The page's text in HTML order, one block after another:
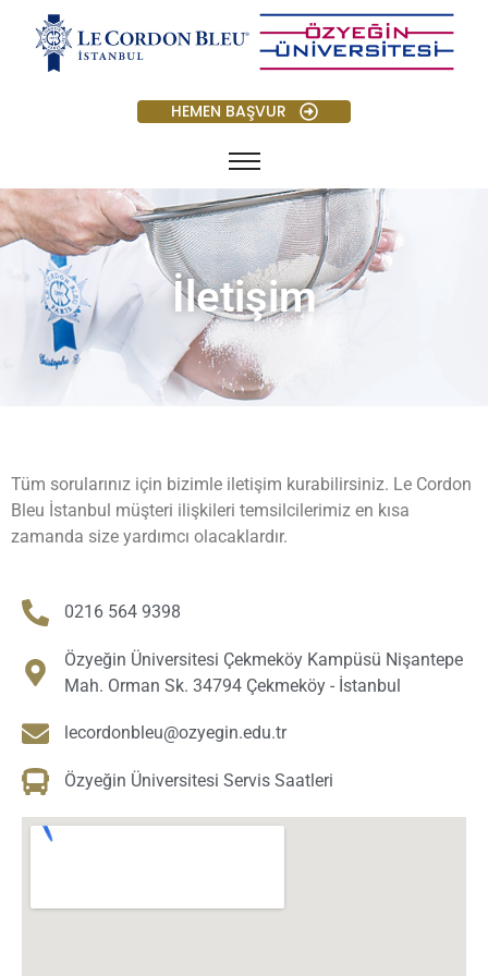
HEMEN BAŞVUR
İletişim
Tüm sorularınız için bizimle iletişim kurabilirsiniz. Le Cordon
Bleu İstanbul müşteri ilişkileri temsilcilerimiz en kısa
zamanda size yardımcı olacaklardır.
0216 564 9398
Özyeğin Üniversitesi Çekmeköy Kampüsü Nişantepe
Mah. Orman Sk. 34794 Çekmeköy - İstanbul
lecordonbleu@ozyegin.edu.tr
Özyeğin Üniversitesi Servis Saatleri